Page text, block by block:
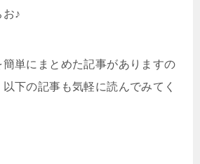
お♪
単にまとめた記事がありますの
下の記事も気軽に読んでみてく